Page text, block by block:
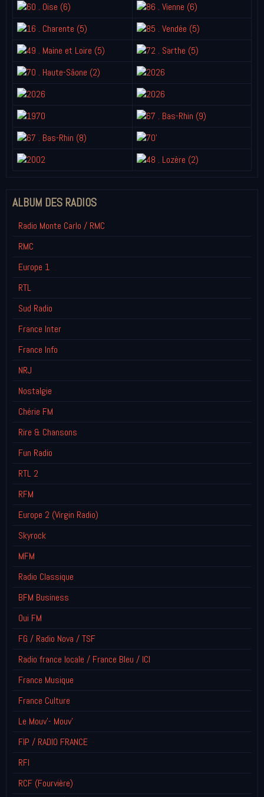
ALBUM DES RADIOS
Radio Monte Carlo / RMC
RMC
Europe 1
RTL
Sud Radio
France Inter
France Info
NRJ
Nostalgie
Chérie FM
Rire & Chansons
Fun Radio
RTL 2
RFM
Europe 2 (Virgin Radio)
Skyrock
MFM
Radio Classique
BFM Business
Oui FM
FG / Radio Nova / TSF
Radio france locale / France Bleu / ICI
France Musique
France Culture
Le Mouv'- Mouv'
FIP / RADIO FRANCE
RFI
RCF (Fourvière)